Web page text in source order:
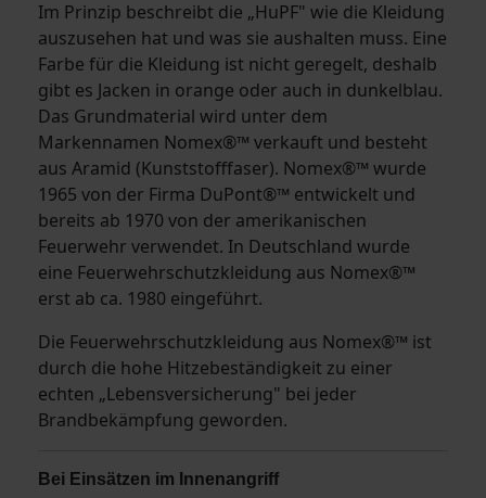
Im Prinzip beschreibt die „HuPF" wie die Kleidung
auszusehen hat und was sie aushalten muss. Eine
Farbe für die Kleidung ist nicht geregelt, deshalb
gibt es Jacken in orange oder auch in dunkelblau.
Das Grundmaterial wird unter dem
Markennamen Nomex®™ verkauft und besteht
aus Aramid (Kunststofffaser). Nomex®™ wurde
1965 von der Firma DuPont®™ entwickelt und
bereits ab 1970 von der amerikanischen
Feuerwehr verwendet. In Deutschland wurde
eine Feuerwehrschutzkleidung aus Nomex®™
erst ab ca. 1980 eingeführt.
Die Feuerwehrschutzkleidung aus Nomex®™ ist
durch die hohe Hitzebeständigkeit zu einer
echten „Lebensversicherung" bei jeder
Brandbekämpfung geworden.
Bei Einsätzen im Innenangriff